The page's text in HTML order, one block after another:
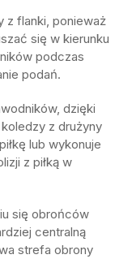
z flanki, ponieważ
się w kierunku
podczas
podań.
dzięki
z drużyny
lub wykonuje
z piłką w
się obrońców
centralną
strefa obrony